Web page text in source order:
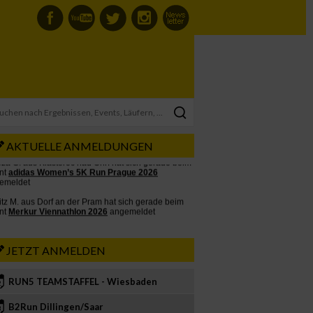
AKTUELLE ANMELDUNGEN
JETZT ANMELDEN
RUN5 TEAMSTAFFEL - Wiesbaden
B2Run Dillingen/Saar